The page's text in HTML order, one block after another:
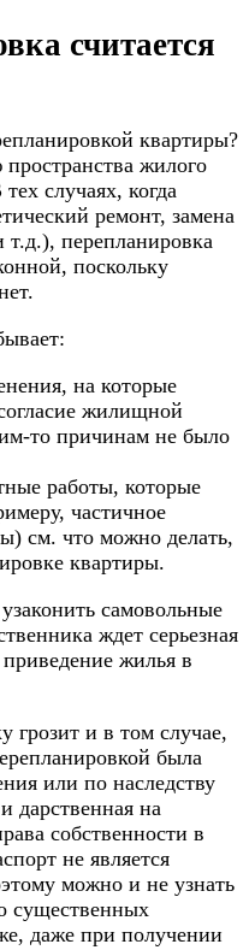
считается
квартиры?
жилого
случаях, когда
ремонт, замена
т.д.), перепланировка
поскольку
на которые
жилищной
то причинам не было
работы, которые
частичное
см. что можно делать,
квартиры.
самовольные
ждет серьезная
приведение жилья в
грозит и в том случае,
была
или по наследству
дарственная на
собственности в
не является
можно и не узнать
существенных
даже при получении